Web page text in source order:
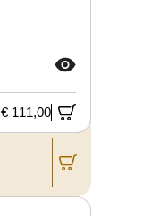
€ 111,00